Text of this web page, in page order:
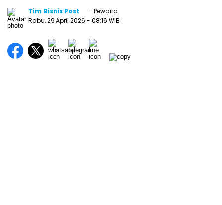
Tim Bisnis Post
- Pewarta
Rabu, 29 April 2026 - 08:16 WIB